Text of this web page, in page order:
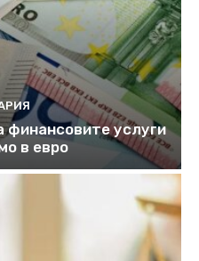
финансовите услуги
в евро